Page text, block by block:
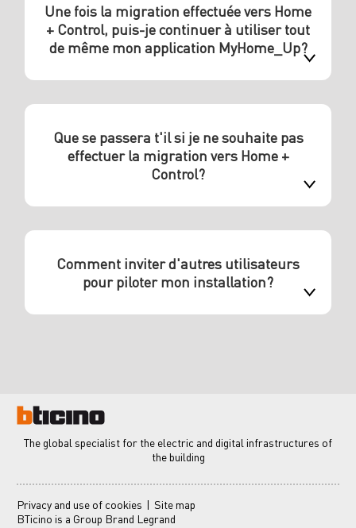
Une fois la migration effectuée vers Home
+ Control, puis-je continuer à utiliser tout
de même mon application MyHome_Up?
Que se passera t'il si je ne souhaite pas
effectuer la migration vers Home +
Control?
Comment inviter d'autres utilisateurs
pour piloter mon installation?
The global specialist for the electric and digital infrastructures of
the building
Privacy and use of cookies
Site map
BTicino is a Group Brand Legrand